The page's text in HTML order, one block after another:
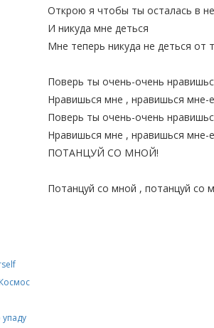
Открою я чтобы ты осталась в
И никуда мне деться
Мне теперь никуда не деться от
Поверь ты очень-очень
Нравишься мне , нравишься мне-
Поверь ты очень-очень
Нравишься мне , нравишься мне-е
ПОТАНЦУЙ СО МНОЙ!
Потанцуй со мной , потанцуй со